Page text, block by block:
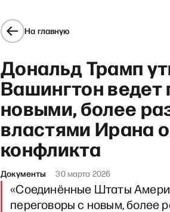
На главную
Дональд Трамп
Вашингтон ведет
новыми, более
властями Ирана
конфликта
Документы 30 марта 2026
«Соединённые Штаты
переговоры с новым, более
«Подкаст